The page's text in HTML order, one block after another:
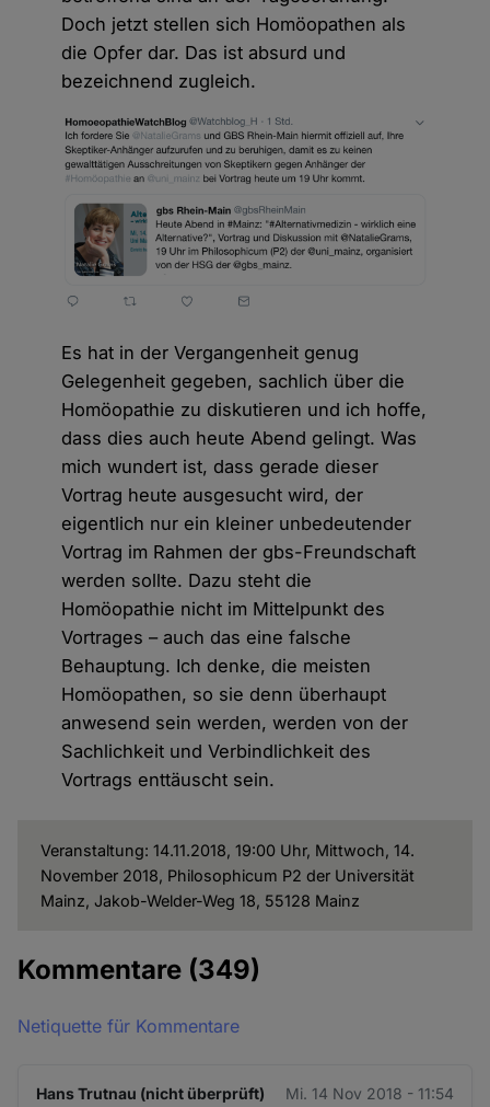
Doch jetzt stellen sich Homöopathen als
die Opfer dar. Das ist absurd und
bezeichnend zugleich.
Es hat in der Vergangenheit genug
Gelegenheit gegeben, sachlich über die
Homöopathie zu diskutieren und ich hoffe,
dass dies auch heute Abend gelingt. Was
mich wundert ist, dass gerade dieser
Vortrag heute ausgesucht wird, der
eigentlich nur ein kleiner unbedeutender
Vortrag im Rahmen der gbs-Freundschaft
werden sollte. Dazu steht die
Homöopathie nicht im Mittelpunkt des
Vortrages – auch das eine falsche
Behauptung. Ich denke, die meisten
Homöopathen, so sie denn überhaupt
anwesend sein werden, werden von der
Sachlichkeit und Verbindlichkeit des
Vortrags enttäuscht sein.
Veranstaltung: 14.11.2018, 19:00 Uhr, Mittwoch, 14.
November 2018, Philosophicum P2 der Universität
Mainz, Jakob-Welder-Weg 18, 55128 Mainz
Kommentare (349)
Netiquette für Kommentare
Hans Trutnau (nicht überprüft) Mi. 14 Nov 2018 - 11:54